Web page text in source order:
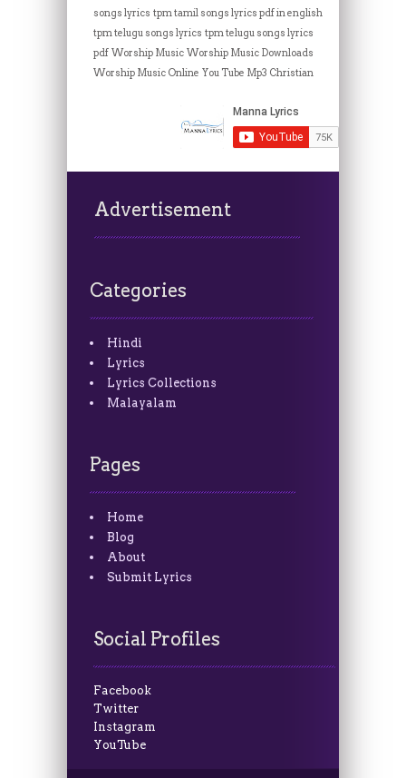
songs lyrics tpm tamil songs lyrics pdf in english
tpm telugu songs lyrics tpm telugu songs lyrics
pdf Worship Music Worship Music Downloads
Worship Music Online You Tube Mp3 Christian
Advertisement
Categories
Hindi
Lyrics
Lyrics Collections
Malayalam
Pages
Home
Blog
About
Submit Lyrics
Social Profiles
Facebook
Twitter
Instagram
YouTube